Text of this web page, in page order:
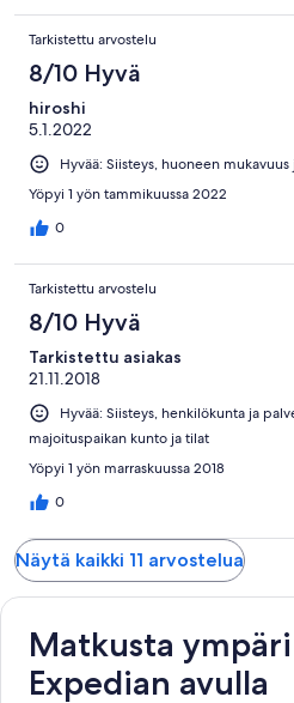
Tarkistettu arvostelu
8/10 Hyvä
hiroshi
5.1.2022
Hyvää: Siisteys, huoneen
Yöpyi 1 yön tammikuussa 2022
0
Tarkistettu arvostelu
8/10 Hyvä
Tarkistettu asiakas
21.11.2018
Hyvää: Siisteys, henkilökunta ja
majoituspaikan kunto ja tilat
Yöpyi 1 yön marraskuussa 2018
0
Näytä kaikki 11 arvostelua
Matkusta
Expedian avulla